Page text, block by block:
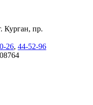
Курган, пр.
26, 44-52-96